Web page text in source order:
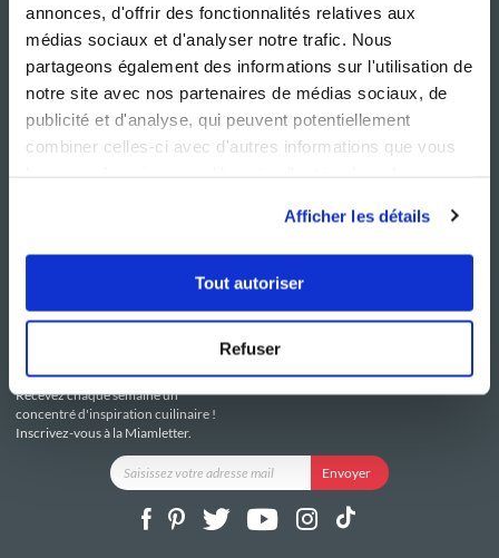
annonces, d'offrir des fonctionnalités relatives aux
médias sociaux et d'analyser notre trafic. Nous
partageons également des informations sur l'utilisation de
notre site avec nos partenaires de médias sociaux, de
publicité et d'analyse, qui peuvent potentiellement
combiner celles-ci avec d'autres informations que vous
Afficher les détails
Tout autoriser
Refuser
Le Mag'
i-Cook'in
Contactez-nous
Mentions légales
Politique de confidentialité
Utilisation des Cookies
Recevez chaque semaine un
concentré d'inspiration cuilinaire !
Inscrivez-vous à la Miamletter.